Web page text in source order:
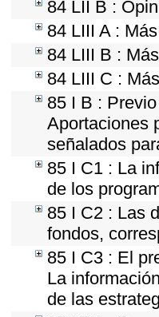
84 LII B :
84 LIII A :
84 LIII B :
84 LIII C :
85 I B :
Aportaciones
señalados
85 I C1 : La
de los
85 I C2 : Las
fondos,
85 I C3 : El
La
de las